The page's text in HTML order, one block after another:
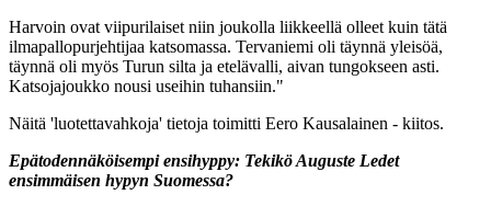
Harvoin ovat viipurilaiset niin joukolla liikkeellä olleet kuin tätä
ilmapallopurjehtijaa katsomassa. Tervaniemi oli täynnä yleisöä,
täynnä oli myös Turun silta ja etelävalli, aivan tungokseen asti.
Katsojajoukko nousi useihin tuhansiin."
Näitä 'luotettavahkoja' tietoja toimitti Eero Kausalainen - kiitos.
Epätodennäköisempi ensihyppy: Tekikö Auguste Ledet
ensimmäisen hypyn Suomessa?